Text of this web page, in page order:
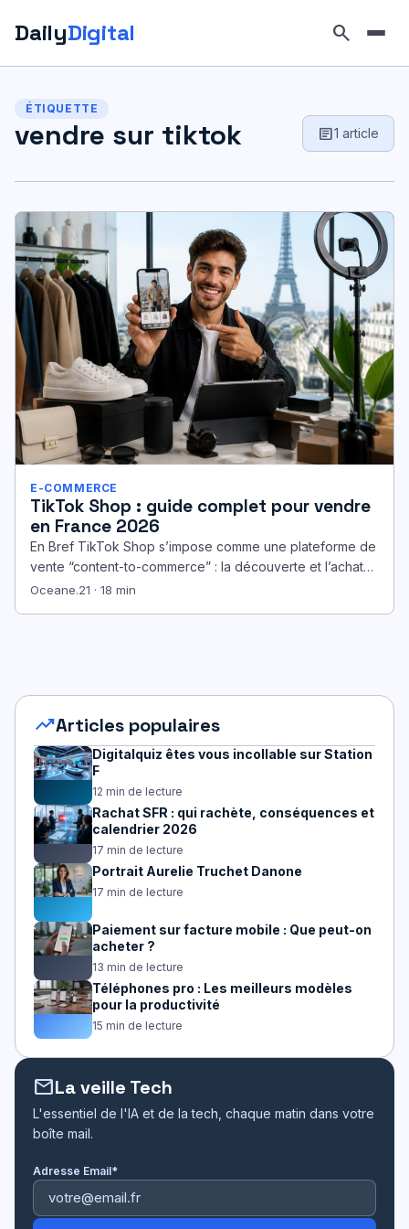
DailyDigital search
ÉTIQUETTE
vendre sur tiktok article1 article
E-COMMERCE
TikTok Shop : guide complet pour vendre
en France 2026
En Bref TikTok Shop s’impose comme une plateforme de
vente “content-to-commerce” : la découverte et l’achat
se font sans quitter…
Oceane.21 · 18 min
trending_upArticles populaires
Digitalquiz êtes vous incollable sur Station
F
12 min de lecture
Rachat SFR : qui rachète, conséquences et
calendrier 2026
17 min de lecture
Portrait Aurelie Truchet Danone
17 min de lecture
Paiement sur facture mobile : Que peut-on
acheter ?
13 min de lecture
Téléphones pro : Les meilleurs modèles
pour la productivité
15 min de lecture
mailLa veille Tech
L'essentiel de l'IA et de la tech, chaque matin dans votre
boîte mail.
Adresse Email*